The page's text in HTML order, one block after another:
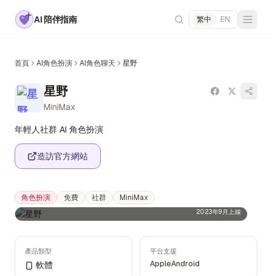
AI 陪伴指南 繁中 | EN
首頁 AI角色扮演 AI角色聊天 星野
星野
MiniMax
年輕人社群 AI 角色扮演
造訪官方網站
角色扮演 免費 社群 MiniMax
2023年9月上線
產品類型
軟體
平台支援
AppleAndroid